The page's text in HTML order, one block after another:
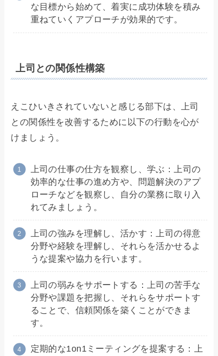
な目標から始めて、着実に成功体験を積み
重ねていくアプローチが効果的です。
上司との関係性構築
えこひいきされていないと感じる部下は、上司
との関係性を改善するために以下の行動を心が
けましょう。
上司の仕事の仕方を観察し、学ぶ：上司の
効率的な仕事の進め方や、問題解決のアプ
ローチなどを観察し、自分の業務に取り入
れてみましょう。
上司の強みを理解し、活かす：上司の得意
分野や経験を理解し、それらを活かせるよ
うな提案や協力を行います。
上司の弱みをサポートする：上司の苦手な
分野や課題を把握し、それらをサポートす
ることで、信頼関係を築くことができま
す。
定期的な1on1ミーティングを提案する：上